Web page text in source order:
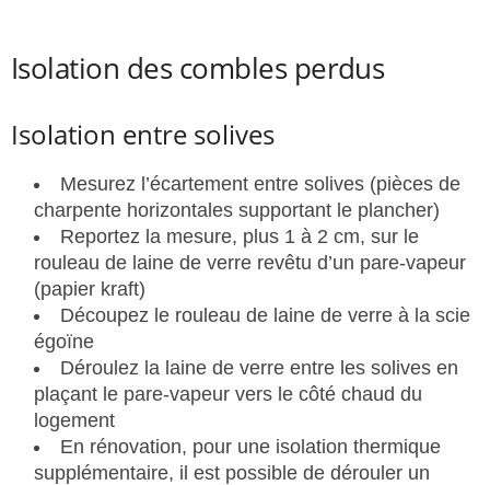
Isolation des combles perdus
Isolation entre solives
Mesurez l’écartement entre solives (pièces de
charpente horizontales supportant le plancher)
Reportez la mesure, plus 1 à 2 cm, sur le
rouleau de laine de verre revêtu d’un pare-vapeur
(papier kraft)
Découpez le rouleau de laine de verre à la scie
égoïne
Déroulez la laine de verre entre les solives en
plaçant le pare-vapeur vers le côté chaud du
logement
En rénovation, pour une isolation thermique
supplémentaire, il est possible de dérouler un